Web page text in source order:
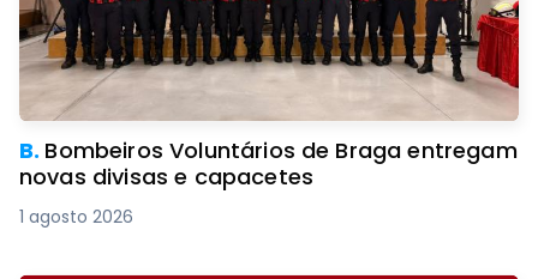
B. Bombeiros Voluntários de Braga entregam
novas divisas e capacetes
1 agosto 2026